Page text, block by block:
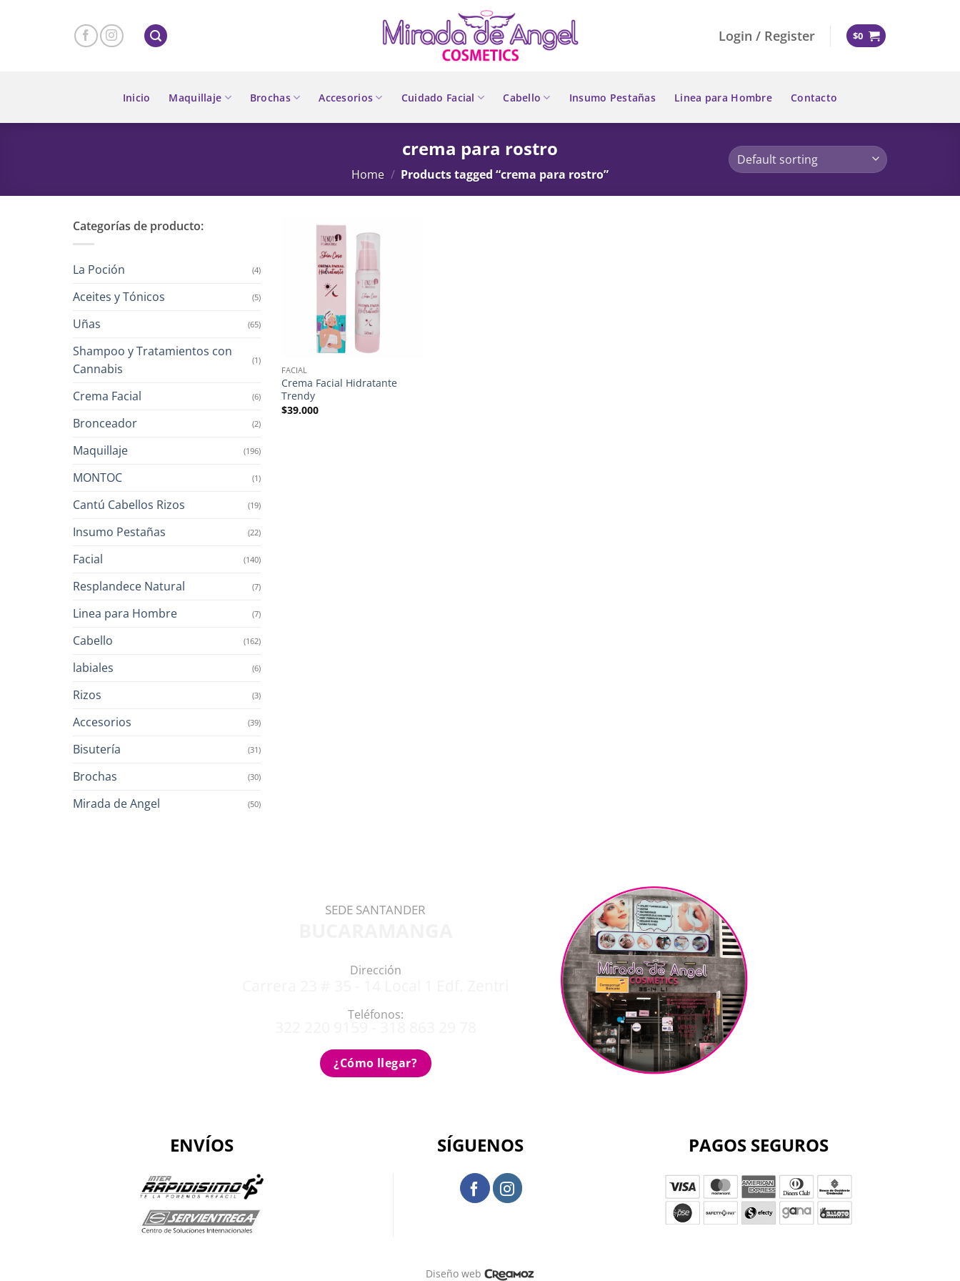
Login / Register $0
Inicio Maquillaje Brochas Accesorios Cuidado Facial Cabello Insumo Pestañas Linea para Hombre Contacto
crema para rostro
Home / Products tagged “crema para rostro”
Categorías de producto:
La Poción (4)
Aceites y Tónicos (5)
Uñas (65)
Shampoo y Tratamientos con
Cannabis
(1)
Crema Facial (6)
Bronceador (2)
Maquillaje (196)
MONTOC (1)
Cantú Cabellos Rizos (19)
Insumo Pestañas (22)
Facial (140)
Resplandece Natural (7)
Linea para Hombre (7)
Cabello (162)
labiales (6)
Rizos (3)
Accesorios (39)
Bisutería (31)
Brochas (30)
Mirada de Angel (50)
FACIAL
Crema Facial Hidratante
Trendy
$39.000
SEDE SANTANDER
Dirección
Teléfonos:
¿Cómo llegar?
ENVÍOS SÍGUENOS PAGOS SEGUROS
Diseño web